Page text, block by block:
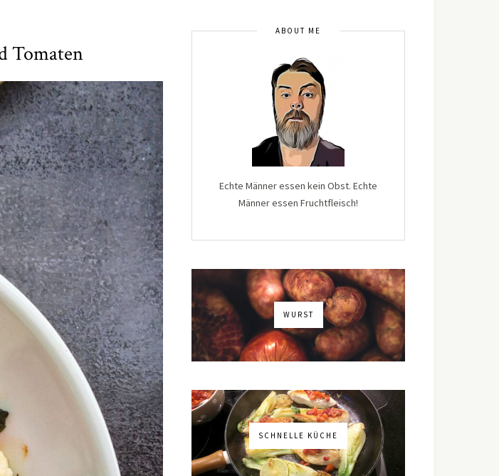
Tomaten
ABOUT ME
Echte Männer essen kein Obst. Echte
Männer essen Fruchtfleisch!
WURST
SCHNELLE KÜCHE